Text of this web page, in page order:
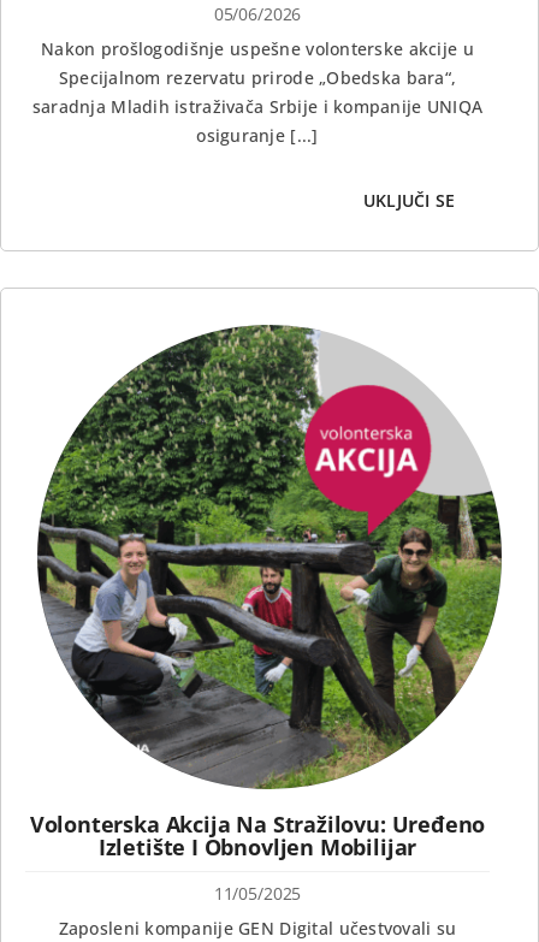
05/06/2026
Nakon prošlogodišnje uspešne volonterske akcije u
Specijalnom rezervatu prirode „Obedska bara“,
saradnja Mladih istraživača Srbije i kompanije UNIQA
osiguranje [...]
UKLJUČI SE
Volonterska Akcija Na Stražilovu: Uređeno
Izletište I Obnovljen Mobilijar
11/05/2025
Zaposleni kompanije GEN Digital učestvovali su